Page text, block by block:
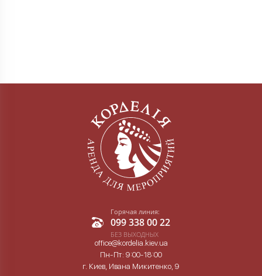
Горячая линия:
099 338 00 22
БЕЗ ВЫХОДНЫХ
office@kordelia.kiev.ua
Пн-Пт: 9:00-18:00
г. Киев, Ивана Микитенко, 9